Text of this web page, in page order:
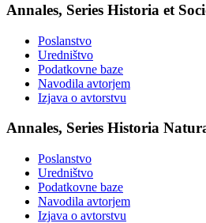
Annales, Series Historia et
Poslanstvo
Uredništvo
Podatkovne baze
Navodila avtorjem
Izjava o avtorstvu
Annales, Series Historia
Poslanstvo
Uredništvo
Podatkovne baze
Navodila avtorjem
Izjava o avtorstvu